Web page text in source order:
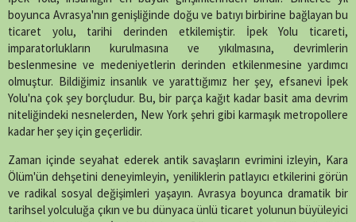
(Twitter)
boyunca Avrasya'nın genişliğinde doğu ve batıyı birbirine bağlayan bu
ticaret yolu, tarihi derinden etkilemiştir. İpek Yolu ticareti,
imparatorlukların kurulmasına ve yıkılmasına, devrimlerin
beslenmesine ve medeniyetlerin derinden etkilenmesine yardımcı
olmuştur. Bildiğimiz insanlık ve yarattığımız her şey, efsanevi İpek
Yolu'na çok şey borçludur. Bu, bir parça kağıt kadar basit ama devrim
niteliğindeki nesnelerden, New York şehri gibi karmaşık metropollere
kadar her şey için geçerlidir.
Zaman içinde seyahat ederek antik savaşların evrimini izleyin, Kara
Ölüm'ün dehşetini deneyimleyin, yeniliklerin patlayıcı etkilerini görün
ve radikal sosyal değişimleri yaşayın. Avrasya boyunca dramatik bir
tarihsel yolculuğa çıkın ve bu dünyaca ünlü ticaret yolunun büyüleyici